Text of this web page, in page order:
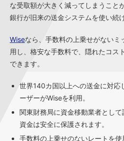
な受取額が大きく減ってしまうこと
銀行が旧来の送金システムを使い続
Wiseなら、手数料の上乗せがないミ
用し、格安な手数料で、隠れたコス
できます。
世界140カ国以上への送金に対応
ーザーがWiseを利用。
関東財務局に資金移動業者とし
資金は安全に保護されます。
手数料の上乗せのないレートを